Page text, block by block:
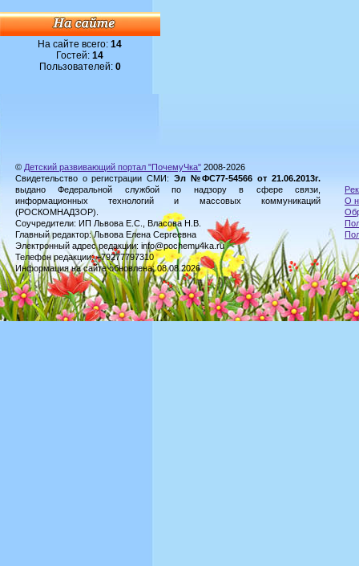
На сайте всего:14
Гостей:14
Пользователей: 0
© Детский развивающий портал "ПочемуЧка" 2008-2026
Свидетельство о регистрации СМИ: Эл №ФС77-54566 от 21.06.2013г.
выдано Федеральной службой по надзору в сфере связи,
информационных технологий и массовых коммуникаций
(РОСКОМНАДЗОР).
Соучредители: ИП Львова Е.С., Власова Н.В.
Главный редактор: Львова Елена Сергеевна
Электронный адрес редакции: info@pochemu4ka.ru
Телефон редакции: +79277797310
Информация на сайте обновлена: 08.08.2026
О